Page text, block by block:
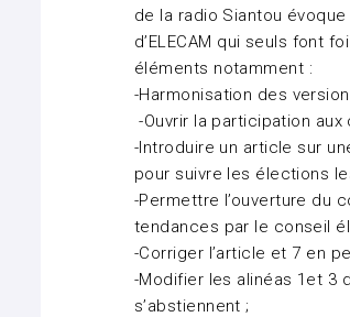
de la radio Siantou
d’ELECAM qui seuls font
éléments notamment :
-Harmonisation des
-Ouvrir la participation
-Introduire un article sur
pour suivre les élections
-Permettre l’ouverture du
tendances par le conseil
-Corriger l’article et 7 en
-Modifier les alinéas 1et 3
s’abstiennent ;